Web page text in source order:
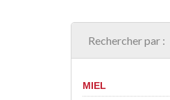
Rechercher par :
MIEL